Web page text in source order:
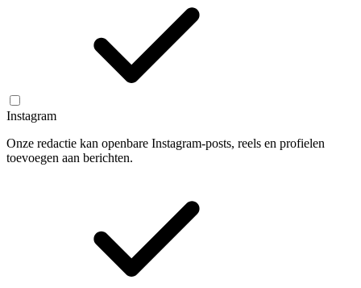
Instagram
Onze redactie kan openbare Instagram-posts, reels en profielen
toevoegen aan berichten.